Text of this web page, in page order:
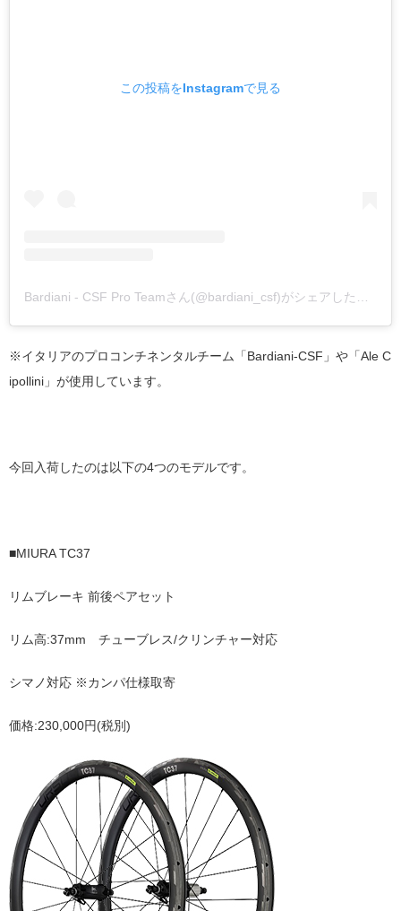
この投稿をInstagramで見る
※イタリアのプロコンチネンタルチーム「Bardiani-CSF」や「Ale C
ipollini」が使用しています。
今回入荷したのは以下の4つのモデルです。
■MIURA TC37
リムブレーキ 前後ペアセット
リム高:37mm チューブレス/クリンチャー対応
シマノ対応 ※カンパ仕様取寄
価格:230,000円(税別)